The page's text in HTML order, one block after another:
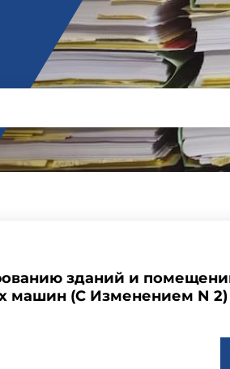
зданий и
машин (С Изменением N 2)